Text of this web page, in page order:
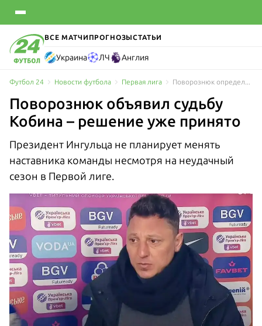
ВСЕ МАТЧИ ПРОГНОЗЫСТАТЬИ
Украина ЛЧ Англия
Футбол 24 Новости футбола Первая лига
Поворознюк объявил судьбу
Кобина – решение уже принято
Президент Ингульца не планирует менять
наставника команды несмотря на неудачный
сезон в Первой лиге.